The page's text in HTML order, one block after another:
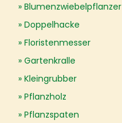
Blumenzwiebelpflanzer
Doppelhacke
Floristenmesser
Gartenkralle
Kleingrubber
Pflanzholz
Pflanzspaten